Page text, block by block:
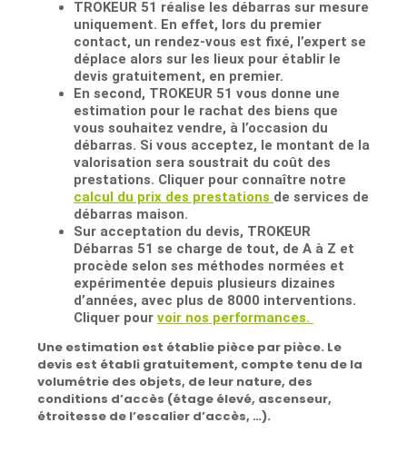
TROKEUR 51 réalise les débarras sur mesure
uniquement. En effet, lors du premier
contact, un rendez-vous est fixé, l’expert se
déplace alors sur les lieux pour établir le
devis gratuitement, en premier.
En second, TROKEUR 51 vous donne une
estimation pour le rachat des biens que
vous souhaitez vendre, à l’occasion du
débarras. Si vous acceptez, le montant de la
valorisation sera soustrait du coût des
prestations. Cliquer pour connaître notre
calcul du prix des prestations de services de
débarras maison.
Sur acceptation du devis, TROKEUR
Débarras 51 se charge de tout, de A à Z et
procède selon ses méthodes normées et
expérimentée depuis plusieurs dizaines
d’années, avec plus de 8000 interventions.
Cliquer pour voir nos performances.
Une estimation est établie pièce par pièce. Le
devis est établi gratuitement, compte tenu de la
volumétrie des objets, de leur nature, des
conditions d’accès (étage élevé, ascenseur,
étroitesse de l’escalier d’accès, …).